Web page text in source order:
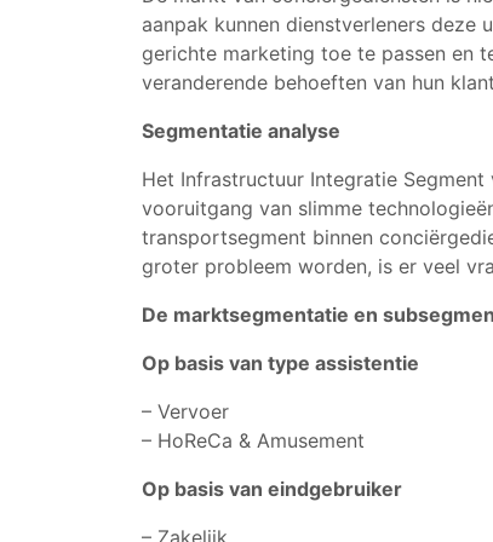
aanpak kunnen dienstverleners
gerichte marketing toe te passen en
veranderende behoeften van hun
Segmentatie analyse
Het Infrastructuur Integratie
vooruitgang van slimme
transportsegment binnen
groter probleem worden, is er veel
De marktsegmentatie en
Op basis van type assistentie
– Vervoer
– HoReCa & Amusement
Op basis van eindgebruiker
– Zakelijk